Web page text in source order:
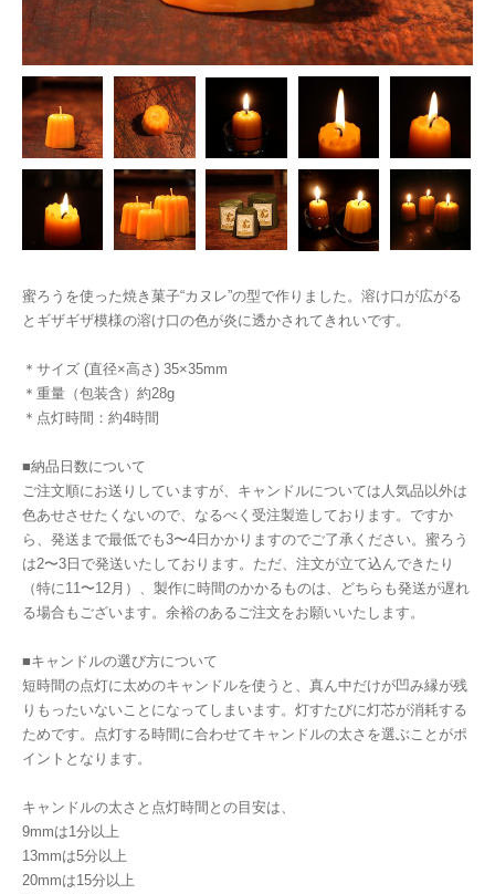
蜜ろうを使った焼き菓子“カヌレ”の型で作りました。溶け口が広がる
とギザギザ模様の溶け口の色が炎に透かされてきれいです。
＊サイズ (直径×高さ) 35×35mm
＊重量（包装含）約28g
＊点灯時間：約4時間
■納品日数について
ご注文順にお送りしていますが、キャンドルについては人気品以外は
色あせさせたくないので、なるべく受注製造しております。ですか
ら、発送まで最低でも3〜4日かかりますのでご了承ください。蜜ろう
は2〜3日で発送いたしております。ただ、注文が立て込んできたり
（特に11〜12月）、製作に時間のかかるものは、どちらも発送が遅れ
る場合もございます。余裕のあるご注文をお願いいたします。
■キャンドルの選び方について
短時間の点灯に太めのキャンドルを使うと、真ん中だけが凹み縁が残
りもったいないことになってしまいます。灯すたびに灯芯が消耗する
ためです。点灯する時間に合わせてキャンドルの太さを選ぶことがポ
イントとなります。
キャンドルの太さと点灯時間との目安は、
9mmは1分以上
13mmは5分以上
20mmは15分以上